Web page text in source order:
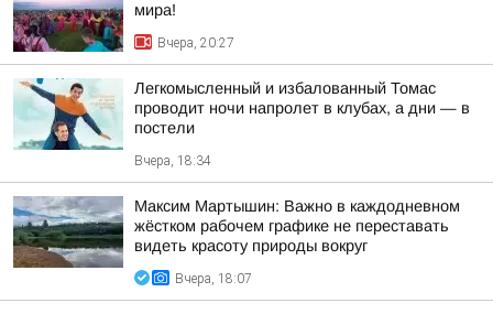
мира!
Вчера, 20:27
Легкомысленный и избалованный Томас
проводит ночи напролет в клубах, а дни — в
постели
Вчера, 18:34
Максим Мартышин: Важно в каждодневном
жёстком рабочем графике не переставать
видеть красоту природы вокруг
Вчера, 18:07